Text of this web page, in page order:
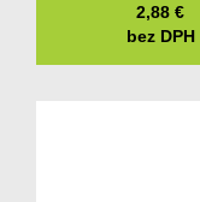
2,88 €
bez DPH